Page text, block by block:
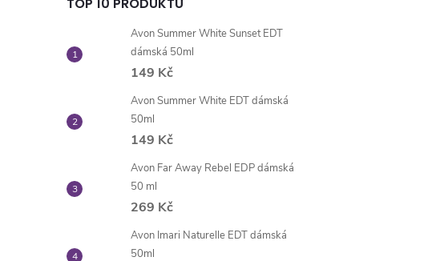
Avon Summer White Sunset EDT
dámská 50ml
149 Kč
Avon Summer White EDT dámská
50ml
149 Kč
Avon Far Away Rebel EDP dámská
50 ml
269 Kč
Avon Imari Naturelle EDT dámská
50ml